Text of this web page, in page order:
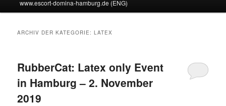
Inhalt
sekundären
www.escort-domina-hamburg.de (ENG)
ARCHIV DER KATEGORIE:LATEX
RubberCat: Latex only Event
in Hamburg – 2. November
2019